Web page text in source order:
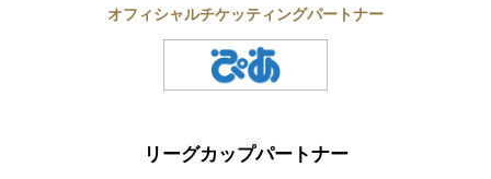
オフィシャルチケッティングパートナー
リーグカップパートナー